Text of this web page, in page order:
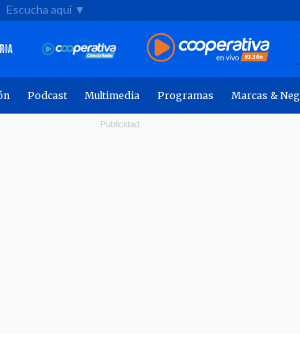
Escucha aquí ▼
Podcast Multimedia Programas Marcas &